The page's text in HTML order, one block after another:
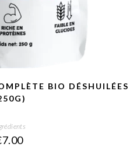
BIO DÉSHUILÉES
7.00